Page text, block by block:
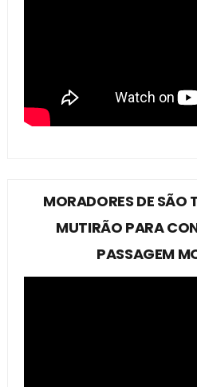
MORADORES DE SÃO
MUTIRÃO PARA
PASSAGEM